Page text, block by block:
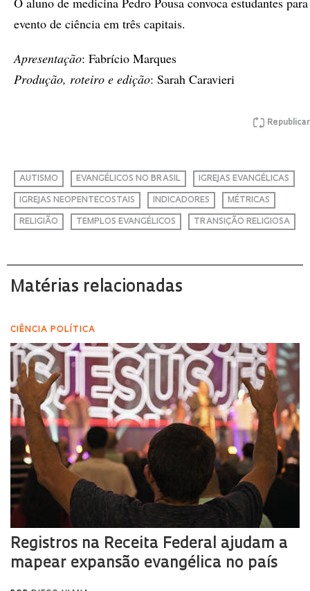
evento de ciência em três capitais.
Apresentação: Fabrício Marques
Produção, roteiro e edição: Sarah Caravieri
Republicar
AUTISMO EVANGÉLICOS NO BRASIL IGREJAS EVANGÉLICAS
IGREJAS NEOPENTECOSTAIS INDICADORES MÉTRICAS
RELIGIÃO TEMPLOS EVANGÉLICOS TRANSIÇÃO RELIGIOSA